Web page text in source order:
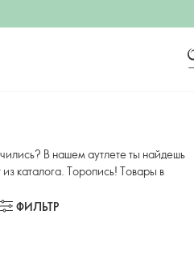
В нашем аутлете ты найдешь
каталога. Торопись! Товары в
ФИЛЬТР